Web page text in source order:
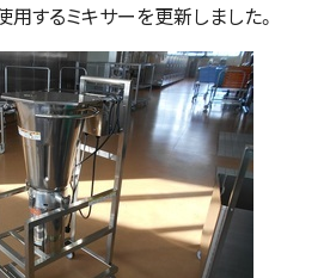
するミキサーを更新しました。